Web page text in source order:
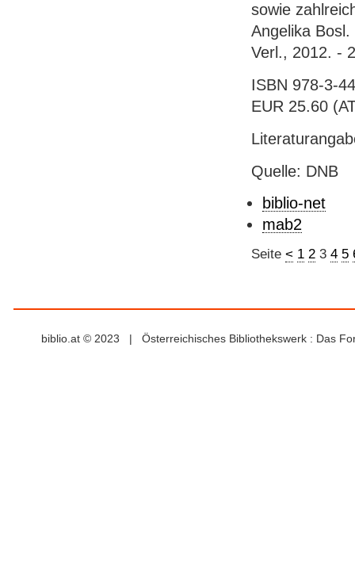
sowie
Angelika
Verl., 2012. -
ISBN 978-3-
EUR 25.60
Quelle: DNB
biblio-net
mab2
Seite < 1 2 3 4 5
biblio.at © 2023 | Österreichisches Bibliothekswerk : Das